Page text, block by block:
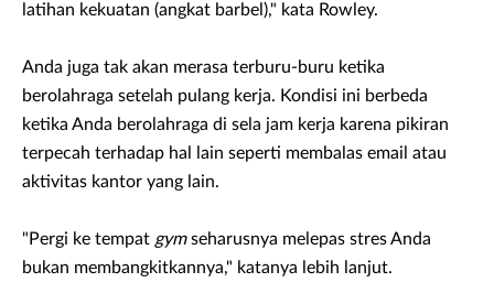
latihan kekuatan (angkat barbel)," kata Rowley.
Anda juga tak akan merasa terburu-buru ketika
berolahraga setelah pulang kerja. Kondisi ini berbeda
ketika Anda berolahraga di sela jam kerja karena pikiran
terpecah terhadap hal lain seperti membalas email atau
aktivitas kantor yang lain.
"Pergi ke tempat gymseharusnya melepas stres Anda
bukan membangkitkannya," katanya lebih lanjut.